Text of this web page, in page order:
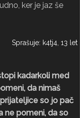
ker je jaz še
Sprašuje: k4tj4, 13 let
kadarkoli med
da nimaš
so jo pač
ne pomeni, da so